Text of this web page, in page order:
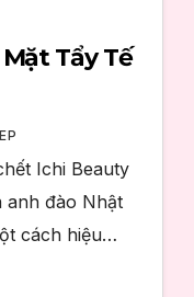
Tẩy Tế
Ichi Beauty
anh đào Nhật
cách hiệu…